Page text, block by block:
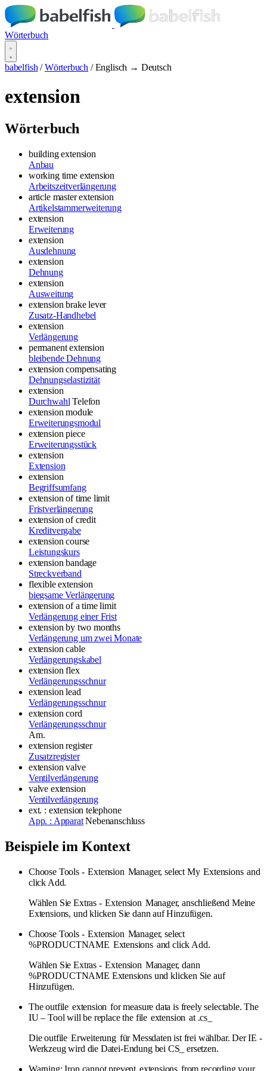
Wörterbuch
babelfish / Wörterbuch / Englisch → Deutsch
extension
Wörterbuch
building extension
Anbau
working time extension
Arbeitszeitverlängerung
article master extension
Artikelstammerweiterung
extension
Erweiterung
extension
Ausdehnung
extension
Dehnung
extension
Ausweitung
extension brake lever
Zusatz-Handhebel
extension
Verlängerung
permanent extension
bleibende Dehnung
extension compensating
Dehnungselastizität
extension
Durchwahl Telefon
extension module
Erweiterungsmodul
extension piece
Erweiterungsstück
extension
Extension
extension
Begriffsumfang
extension of time limit
Fristverlängerung
extension of credit
Kreditvergabe
extension course
Leistungskurs
extension bandage
Streckverband
flexible extension
biegsame Verlängerung
extension of a time limit
Verlängerung einer Frist
extension by two months
Verlängerung um zwei Monate
extension cable
Verlängerungskabel
extension flex
Verlängerungsschnur
extension lead
Verlängerungsschnur
extension cord
Verlängerungsschnur
Am.
extension register
Zusatzregister
extension valve
Ventilverlängerung
valve extension
Ventilverlängerung
ext. : extension telephone
App. : Apparat Nebenanschluss
Beispiele im Kontext
Choose Tools - Extension Manager, select My Extensions and
click Add.
Wählen Sie Extras - Extension Manager, anschließend Meine
Extensions, und klicken Sie dann auf Hinzufügen.
Choose Tools - Extension Manager, select
%PRODUCTNAME Extensions and click Add.
Wählen Sie Extras - Extension Manager, dann
%PRODUCTNAME Extensions und klicken Sie auf
Hinzufügen.
The outfile extension for measure data is freely selectable. The
IU – Tool will be replace the file extension at .cs_
Die outfile Erweiterung für Messdaten ist frei wählbar. Der IE -
Werkzeug wird die Datei-Endung bei CS_ ersetzen.
Warning: Iron cannot prevent extensions from recording your